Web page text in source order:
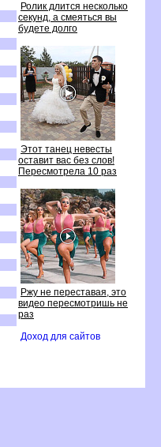
Ролик длится несколько
секунд, а смеяться вы
удете долго
Этот танец невесты
оставит вас без слов!
Пересмотрела 10 раз
Ржу не переставая, это
идео пересмотришь не
раз
Доход для сайто